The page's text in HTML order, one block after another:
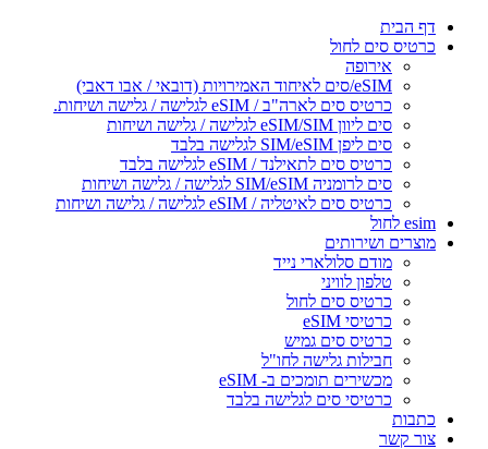
דף הבית
כרטיס סים לחול
אירופה
eSIM/סים לאיחוד האמירויות (דובאי / אבו דאבי)
כרטיס סים לארה"ב / eSIM לגלישה / גלישה ושיחות.
סים ליוון eSIM/SIM לגלישה / גלישה ושיחות
סים ליפן SIM/eSIM לגלישה בלבד
כרטיס סים לתאילנד / eSIM לגלישה בלבד
סים לרומניה SIM/eSIM לגלישה / גלישה ושיחות
כרטיס סים לאיטליה / eSIM לגלישה / גלישה ושיחות
esim לחול
מוצרים ושירותים
מודם סלולארי נייד
טלפון לוויני
כרטיס סים לחול
כרטיסי eSIM
כרטיס סים גמיש
חבילות גלישה לחו"ל
מכשירים תומכים ב- eSIM
כרטיסי סים לגלישה בלבד
כתבות
צור קשר